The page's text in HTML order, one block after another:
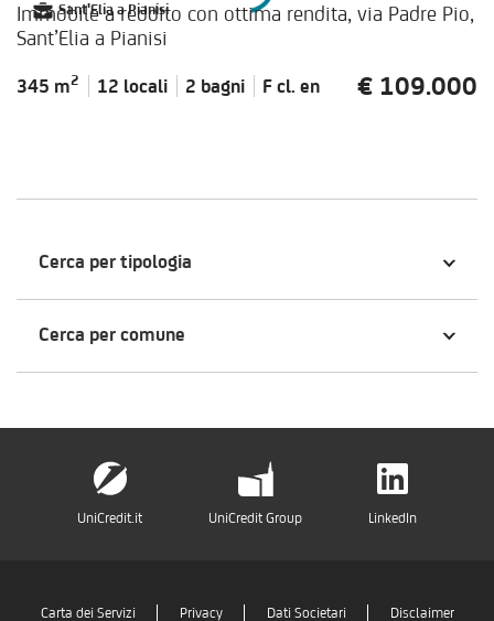
Sant'Elia a Pianisi
Immobile a reddito con ottima rendita, via Padre Pio,
Sant’Elia a Pianisi
345 m2 12 locali 2 bagni F cl. en € 109.000
Cerca per tipologia
Cerca per comune
UniCredit.it UniCredit Group LinkedIn
Carta dei Servizi Privacy Dati Societari Disclaimer